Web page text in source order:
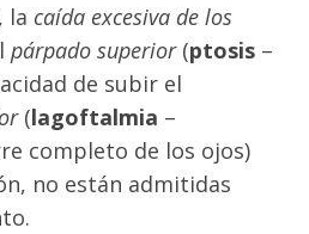
la caída excesiva de los
párpado superior(ptosis–
de subir el
(lagoftalmia –
completo de los ojos)
no están admitidas